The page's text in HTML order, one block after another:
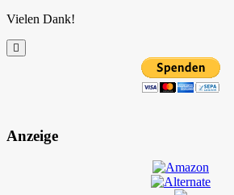
Vielen Dank!
Anzeige